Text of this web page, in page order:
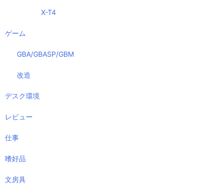
X-T4
ゲーム
GBA/GBASP/GBM
改造
デスク環境
レビュー
仕事
嗜好品
文房具